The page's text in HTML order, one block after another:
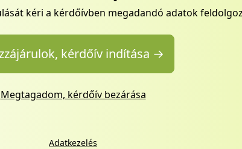
kéri a kérdőívben megadandó adatok
kérdőív indítása →
Megtagadom, kérdőív bezárása
Adatkezelés